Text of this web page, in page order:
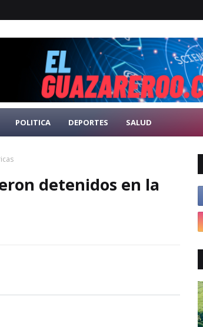
POLITICA DEPORTES SALUD
detenidos en la